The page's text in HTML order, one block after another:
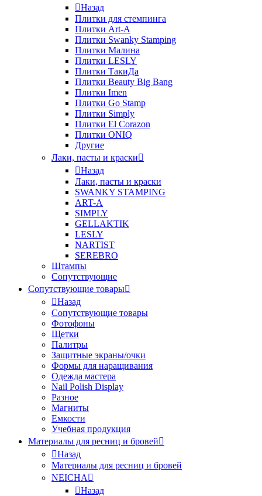
Назад
Плитки для стемпинга
Плитки Art-A
Плитки Swanky Stamping
Плитки Малина
Плитки LESLY
Плитки ТакиДа
Плитки Beauty Big Bang
Плитки Imen
Плитки Go Stamp
Плитки Simply
Плитки El Corazon
Плитки ONIQ
Другие
Лаки, пасты и краски
Назад
Лаки, пасты и краски
SWANKY STAMPING
ART-A
SIMPLY
GELLAKTIK
LESLY
NARTIST
SEREBRO
Штампы
Сопутствующие
Сопутствующие товары
Назад
Сопутствующие товары
Фотофоны
Щетки
Палитры
Защитные экраны/очки
Формы для наращивания
Одежда мастера
Nail Polish Display
Разное
Магниты
Емкости
Учебная продукция
Материалы для ресниц и бровей
Назад
Материалы для ресниц и бровей
NEICHA
Назад